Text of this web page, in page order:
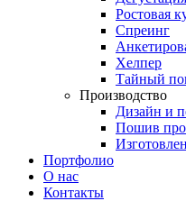
Ростовая
Спреинг
Хелпер
Тайный
Производство
Дизайн и
Пошив
Портфолио
О нас
Контакты